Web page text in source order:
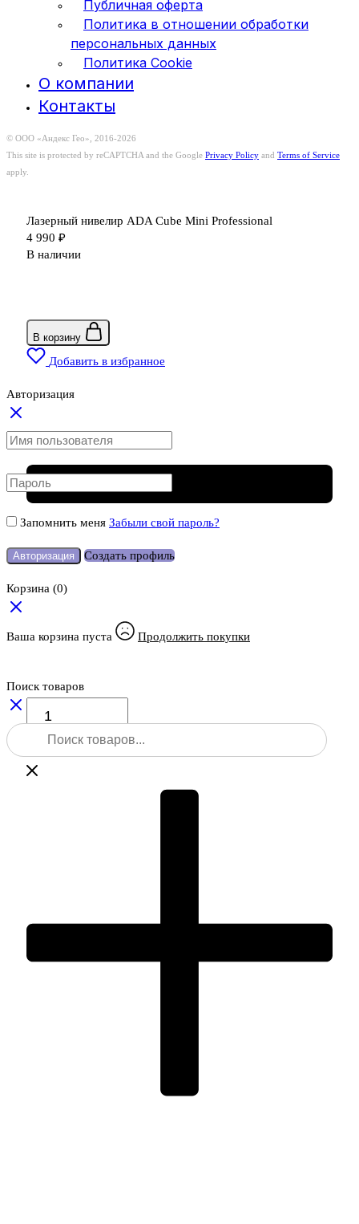
Публичная оферта
Политика в отношении обработки
персональных данных
Политика Cookie
О компании
Контакты
© ООО «Андекс Гео», 2016-2026
This site is protected by reCAPTCHA and the Google Privacy Policy and Terms of Service
apply.
Лазерный нивелир ADA Cube Mini Professional
4 990 ₽
В наличии
Количество
товара
Лазерный
ADA
В корзину
Добавить в избранное
Авторизация
Запомнить меня Забыли свой пароль?
Авторизация Создать профиль
Корзина (0)
Ваша корзина пуста Продолжить покупки
Поиск товаров
Поиск
товаров